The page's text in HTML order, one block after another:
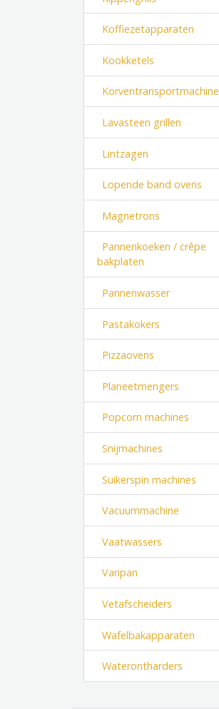
Koffiezetapparaten
Kookketels
Korventransportmachine
Lavasteen grillen
Lintzagen
Lopende band ovens
Magnetrons
Pannenkoeken / crêpe
bakplaten
Pannenwasser
Pastakokers
Pizzaovens
Planeetmengers
Popcorn machines
Snijmachines
Suikerspin machines
Vacuummachine
Vaatwassers
Varipan
Vetafscheiders
Wafelbakapparaten
Waterontharders